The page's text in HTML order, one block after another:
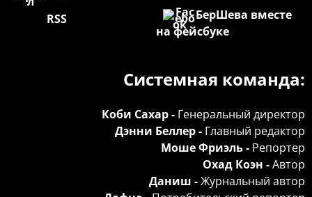
БерШева вместе
на фейсбуке
RSS
Системная команда:
Коби Сахар - Генеральный директор
Дэнни Беллер - Главный редактор
Моше Фриэль - Репортер
Охад Коэн -Автор
Даниш -Журнальный автор